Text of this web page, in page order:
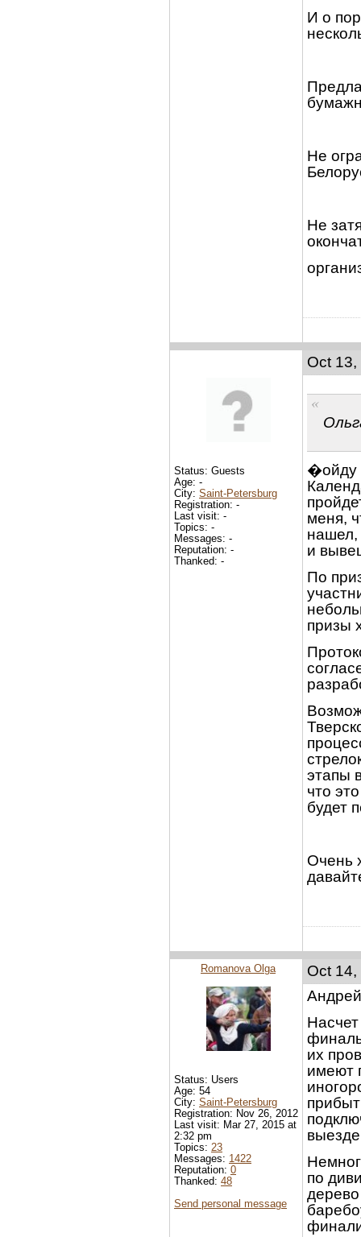
И о
Не
Не
Oct
�ойду
меня,
нашел,
и
По
призы
этапы
что
будет
Очень
Status: Guests
Age: -
City: Saint-Petersburg
Registration: -
Last visit: -
Topics: -
Messages: -
Reputation: -
Thanked: -
Oct
их
имеют
по
Romanova Olga
Status: Users
Age: 54
City: Saint-Petersburg
Registration: Nov 26, 2012
Last visit: Mar 27, 2015 at
2:32 pm
Topics: 23
Messages: 1422
Reputation: 0
Thanked: 48
Send personal message